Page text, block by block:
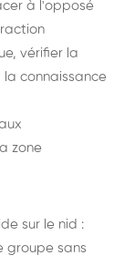
à l'opposé
vérifier la
connaissance
zone
sur le nid :
groupe sans